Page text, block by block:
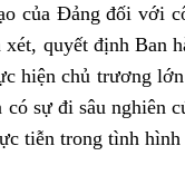
của Đảng đối với
quyết định Ban
hiện chủ trương
sự đi sâu nghiên
tiễn trong tình